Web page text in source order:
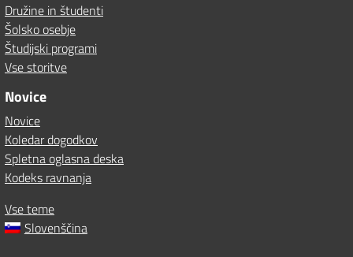
Družine in študenti
Šolsko osebje
Študijski programi
Vse storitve
Novice
Novice
Koledar dogodkov
Spletna oglasna deska
Kodeks ravnanja
Vse teme
Slovenščina